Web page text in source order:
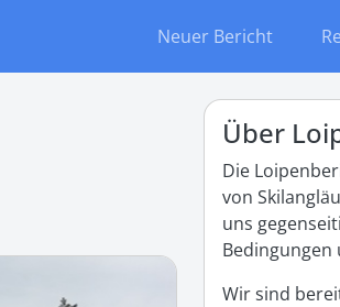
Neuer Bericht
Über
Die
von
uns
Bedingungen
Wir sind